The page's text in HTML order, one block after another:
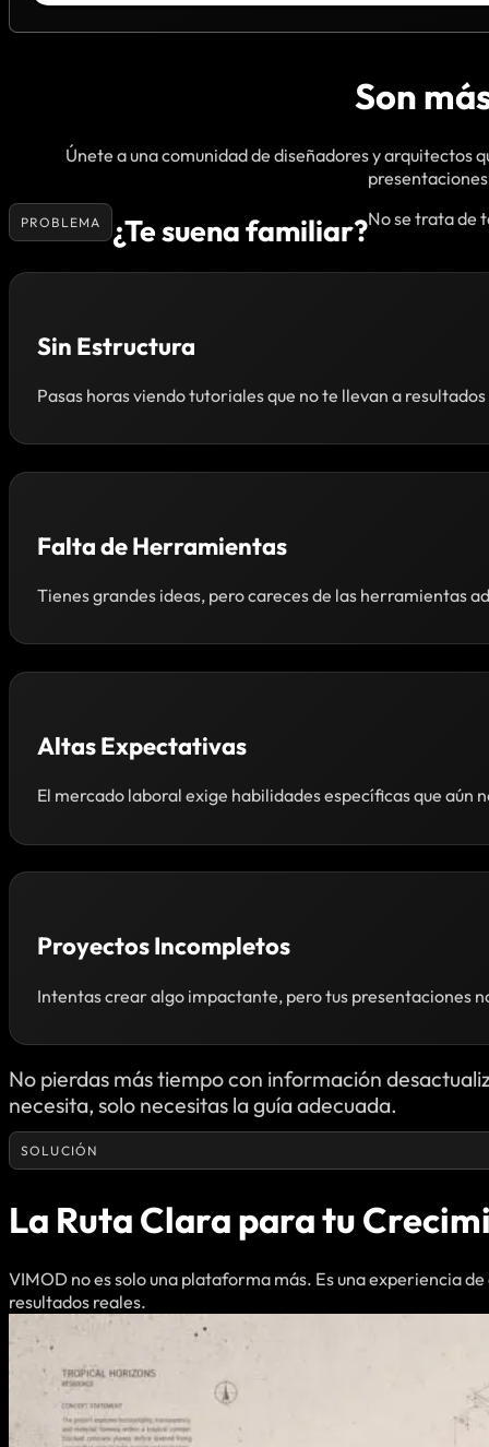
Son
Únete a una comunidad de diseñadores y arquitectos
presentaciones
¿Te suena familiar?
PROBLEMA No se trata de
Sin Estructura
Pasas horas viendo tutoriales que no te llevan a
Falta de Herramientas
Tienes grandes ideas, pero careces de las herramientas
Altas Expectativas
El mercado laboral exige habilidades específicas que aún
Proyectos Incompletos
Intentas crear algo impactante, pero tus presentaciones
No pierdas más tiempo con información
necesita, solo necesitas la guía adecuada.
SOLUCIÓN
La Ruta Clara para tu
VIMOD no es solo una plataforma más. Es una experiencia
resultados reales.